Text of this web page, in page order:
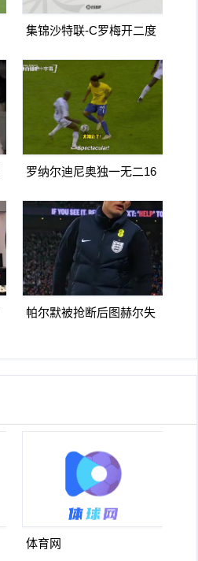
集锦沙特联-C罗梅开二度
罗纳尔迪尼奥独一无二16
糕时刻
帕尔默被抢断后图赫尔失
破门
体育网